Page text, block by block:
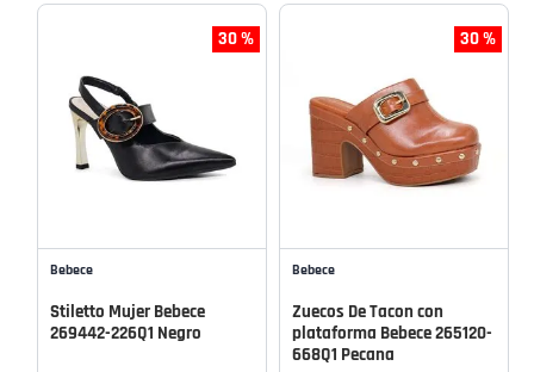
30 %
Bebece
Stiletto Mujer Bebece
269442-226Q1 Negro
30 %
Bebece
Zuecos De Tacon con
plataforma Bebece 265120-
668Q1 Pecana